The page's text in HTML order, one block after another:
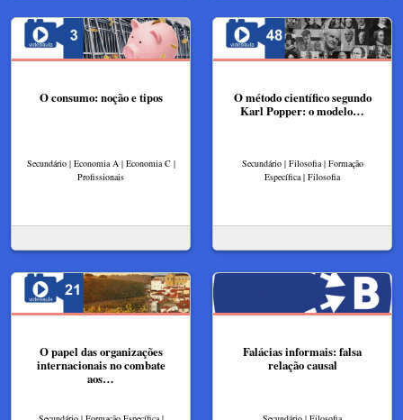
O consumo: noção e tipos
Secundário | Economia A | Economia C |
Profissionais
O método científico segundo
Karl Popper: o modelo…
Secundário | Filosofia | Formação
Específica | Filosofia
O papel das organizações
internacionais no combate
aos…
Falácias informais: falsa
relação causal